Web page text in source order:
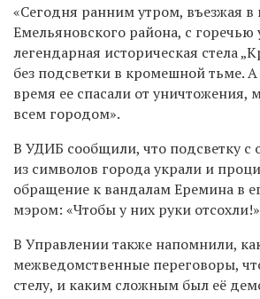
«Сегодня ранним утром, въезжая в
Емельяновского района, с горечью
легендарная историческая стела
без подсветки в кромешной тьме.А
время ее спасали от уничтожения,
всем городом».
В УДИБ сообщили, что подсветку с
из символов городаукрали и
обращение к вандалам Еремина в
мэром: «Чтобы у них руки
В Управлении также напомнили,
межведомственные переговоры,
стелу, и каким сложным был её